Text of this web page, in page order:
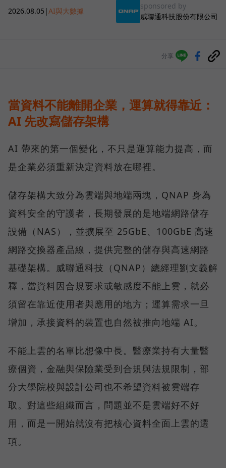
2026.08.05 |AI與大數據
sponsored by
威聯通科技股份有限公司
分享
當資料不能離開企業，運算就得靠近：
AI 先改寫儲存架構
AI 帶來的第一個變化，不只是運算能力提高，而
是企業必須重新決定資料放在哪裡。
儲存架構大致分為雲端與地端兩塊，QNAP 身為
資料安全的守護者，長期發展的是地端網路儲存
設備（NAS），並擴展至 25GbE、100GbE 高速
網路交換器產品線，提供完整的儲存與高速網路
基礎架構。威聯通科技（QNAP）總經理劉文義解
釋，當資料因合規要求或敏感度不能上雲，就必
須留在靠近使用者與應用的地方；運算需求一旦
增加，承接資料的裝置也自然被推向地端 AI。
不能上雲的名單比想像中長。醫療業持有大量醫
療個資，金融與保險業受到合規與法規限制，部
分大學院校與設計公司也不希望資料被雲端存
取。對這些組織而言，問題並不是雲端好不好
用，而是一開始就沒有把核心資料全面上雲的選
項。